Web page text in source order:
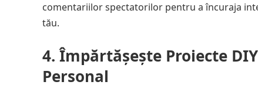
comentariilor spectatorilor pentru a încuraja
tău.
4. Împărtășește Proiecte
Personal